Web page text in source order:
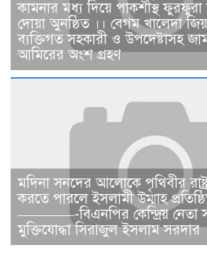
কামনার মধ্য দিয়ে পাকশীস্থ
দোয়া অুনষ্ঠিত ।। বেগম খালেদা
ব্যক্তিগত সহকারী ও উপদেষ্টাসহ
আমিরের অংশ গ্রহণ
মদিনা সনদের আলোকে পৃথিবীর
করতে পারলে ইসলামী উম্মাহ
————-বিএনপির কেন্দ্রিয় নেতা
মুক্তিযোদ্ধা সিরাজুল ইসলাম সরদার